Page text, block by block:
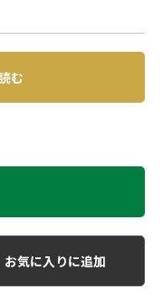
む
お気に入りに追加